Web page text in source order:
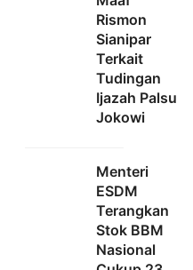
Rismon
Sianipar
Terkait
Tudingan
Ijazah Palsu
Jokowi
Menteri
ESDM
Terangkan
Stok BBM
Nasional